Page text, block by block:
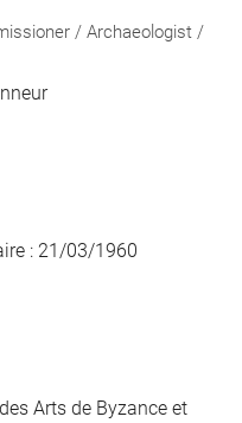
/ Archaeologist /
: 21/03/1960
Arts de Byzance et